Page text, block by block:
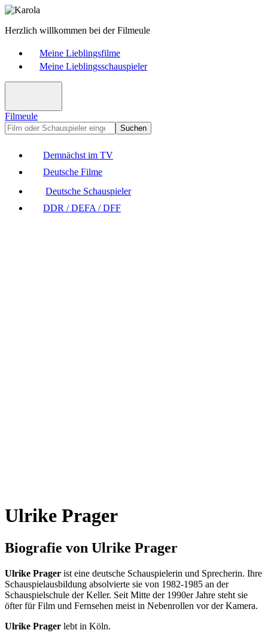
Herzlich willkommen bei der Filmeule
Meine Lieblingsfilme
Meine Lieblingsschauspieler
Filmeule
Suchen
Demnächst im TV
Deutsche Filme
Deutsche Schauspieler
DDR / DEFA / DFF
Ulrike Prager
Biografie von Ulrike Prager
Ulrike Prager ist eine deutsche Schauspielerin und Sprecherin. Ihre
Schauspielausbildung absolvierte sie von 1982-1985 an der
Schauspielschule der Keller. Seit Mitte der 1990er Jahre steht sie
öfter für Film und Fernsehen meist in Nebenrollen vor der Kamera.
Ulrike Prager lebt in Köln.